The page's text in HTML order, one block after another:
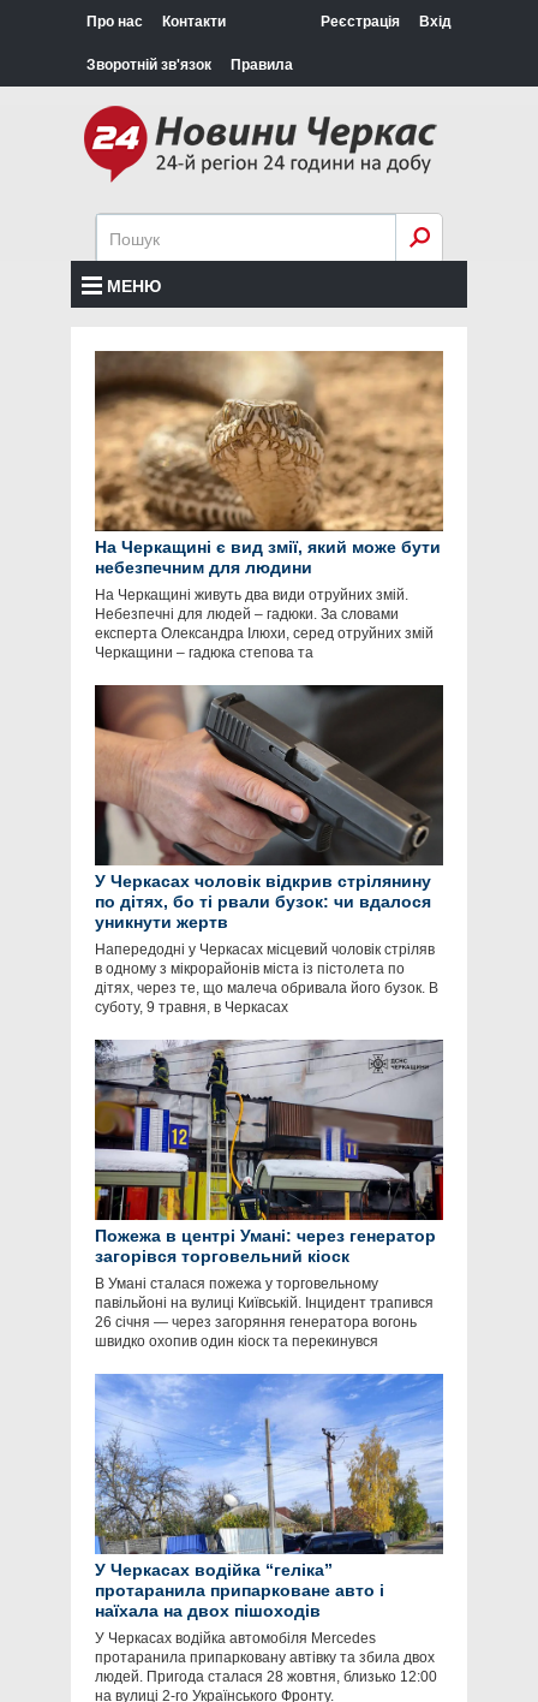
Про нас Контакти
Зворотній зв'язок Правила
Реєстрація Вхід
МЕНЮ
На Черкащині є вид змії, який може бути
небезпечним для людини
На Черкащині живуть два види отруйних змій.
Небезпечні для людей – гадюки. За словами
експерта Олександра Ілюхи, серед отруйних змій
Черкащини – гадюка степова та
У Черкасах чоловік відкрив стрілянину
по дітях, бо ті рвали бузок: чи вдалося
уникнути жертв
Напередодні у Черкасах місцевий чоловік стріляв
в одному з мікрорайонів міста із пістолета по
дітях, через те, що малеча обривала його бузок. В
суботу, 9 травня, в Черкасах
Пожежа в центрі Умані: через генератор
загорівся торговельний кіоск
В Умані сталася пожежа у торговельному
павільйоні на вулиці Київській. Інцидент трапився
26 січня — через загоряння генератора вогонь
швидко охопив один кіоск та перекинувся
У Черкасах водійка “геліка”
протаранила припарковане авто і
наїхала на двох пішоходів
У Черкасах водійка автомобіля Mercedes
протаранила припарковану автівку та збила двох
людей. Пригода сталася 28 жовтня, близько 12:00
на вулиці 2-го Українського Фронту.